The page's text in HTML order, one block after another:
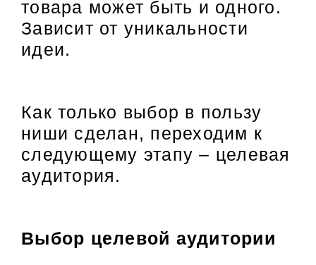
товара может быть и одного.
Зависит от уникальности
идеи.
Как только выбор в пользу
ниши сделан, переходим к
следующему этапу – целевая
аудитория.
Выбор целевой аудитории